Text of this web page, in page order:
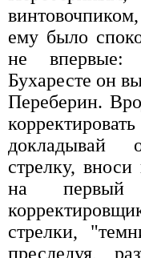
ему было
не впервые:
Бухаресте он
Переберин.
докладывай
стрелку,
на
стрелки,
преследуя,